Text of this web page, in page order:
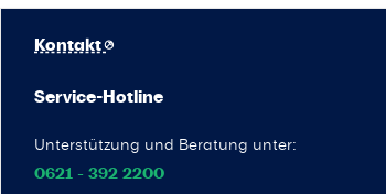
Service-Hotline
Unterstützung und Beratung unter:
0621 - 392 2200
Kontakt